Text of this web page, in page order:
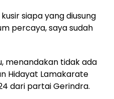
siapa yang diusung
percaya, saya sudah
menandakan tidakada
Hidayat Lamakarate
dari partai Gerindra.